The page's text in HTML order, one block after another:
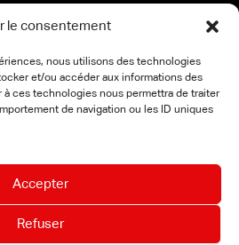
le consentement
nous utilisons des technologies
et/ou accéder aux informations des
à ces technologies nous permettra de traiter
de navigation ou les ID uniques
Accepter
Refuser